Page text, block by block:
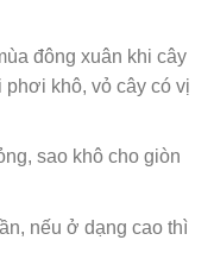
đông xuân khi cây
phơi khô, vỏ cây có vị
sao khô cho giòn
nếu ở dạng cao thì